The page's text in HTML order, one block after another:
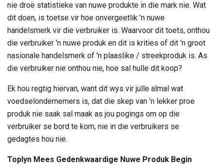
nie droë statistieke van nuwe produkte in die mark nie. Wat
dit doen, is toetse vir hoe onvergeetlik 'n nuwe
handelsmerk vir die verbruiker is. Waarvoor dit toets, onthou
die verbruiker 'n nuwe produk en dit is krities of dit 'n groot
nasionale handelsmerk of 'n plaaslike / streekproduk is. As
die verbruiker nie onthou nie, hoe sal hulle dit koop?
Ek hou regtig hiervan, want dit wys vir julle almal wat
voedselondernemers is, dat die skep van 'n lekker proe
produk nie saak sal maak as jou pogings om op die
verbruiker se bord te kom, nie in die verbruikers se
gedagtes hou nie.
Toplyn Mees Gedenkwaardige Nuwe Produk Begin